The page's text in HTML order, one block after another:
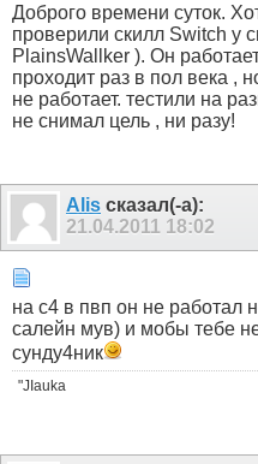
Доброго времени суток.
проверили скилл Switch у
PlainsWallker ). Он
проходит раз в пол века ,
не работает. тестили на
не снимал цель , ни разу!
Alis сказал(-а):
21.04.2011 18:02
на с4 в пвп он не работал
салейн мув) и мобы тебе
сунду4ник
"JIauka